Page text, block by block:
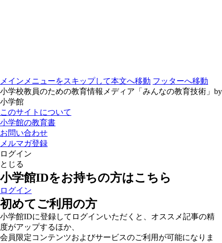
メインメニューをスキップして本文へ移動 フッターへ移動
小学校教員のための教育情報メディア「みんなの教育技術」by
小学館
このサイトについて
小学館の教育書
お問い合わせ
メルマガ登録
ログイン
とじる
小学館IDをお持ちの方はこちら
ログイン
初めてご利用の方
小学館IDに登録してログインいただくと、オススメ記事の精
度がアップするほか、
会員限定コンテンツおよびサービスのご利用が可能になりま